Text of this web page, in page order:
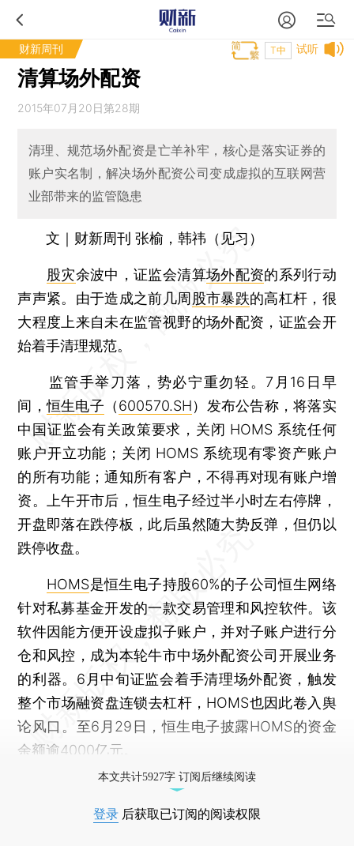
财新周刊 试听
T中
清算场外配资
2015年07月20日第28期
清理、规范场外配资是亡羊补牢，核心是落实证券的
账户实名制，解决场外配资公司变成虚拟的互联网营
业部带来的监管隐患
文｜财新周刊 张榆，韩祎（见习）
股灾余波中，证监会清算场外配资的系列行动
声声紧。由于造成之前几周 股市暴跌的高杠杆，很
大程度上来自未在监管视野的场外配资，证监会开
始着手清理规范。
监管手举刀落，势必宁重勿轻。7月16日早
间，恒生电子 （600570.SH）发布公告称，将落实
中国证监会有关政策要求，关闭 HOMS 系统任何
账户开立功能；关闭 HOMS 系统现有零资产账户
的所有功能；通知所有客户，不得再对现有账户增
资。上午开市后，恒生电子经过半小时左右停牌，
开盘即落在跌停板，此后虽然随大势反弹，但仍以
跌停收盘。
HOMS是恒生电子持股60%的子公司恒生网络
针对私募基金开发的一款交易管理和风控软件。该
软件因能方便开设虚拟子账户，并对子账户进行分
仓和风控，成为本轮牛市中场外配资公司开展业务
的利器。6月中旬证监会着手清理场外配资，触发
整个市场融资盘连锁去杠杆，HOMS也因此卷入舆
论风口。至6月29日，恒生电子披露HOMS的资金
余额逾4000亿元。
本文共计5927字 订阅后继续阅读
登录 后获取已订阅的阅读权限